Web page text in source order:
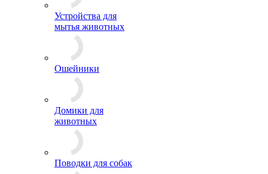
Устройства для
мытья животных
Ошейники
Домики для
животных
Поводки для собак